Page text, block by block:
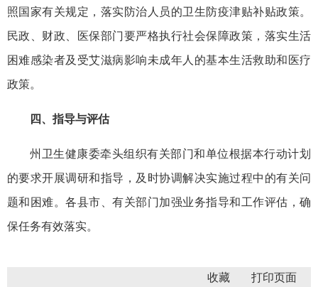
照国家有关规定，落实防治人员的卫生防疫津贴补贴政策。
民政、财政、医保部门要严格执行社会保障政策，落实生活
困难感染者及受艾滋病影响未成年人的基本生活救助和医疗
政策。
四、指导与评估
州卫生健康委牵头组织有关部门和单位根据本行动计划
的要求开展调研和指导，及时协调解决实施过程中的有关问
题和困难。各县市、有关部门加强业务指导和工作评估，确
保任务有效落实。
收藏